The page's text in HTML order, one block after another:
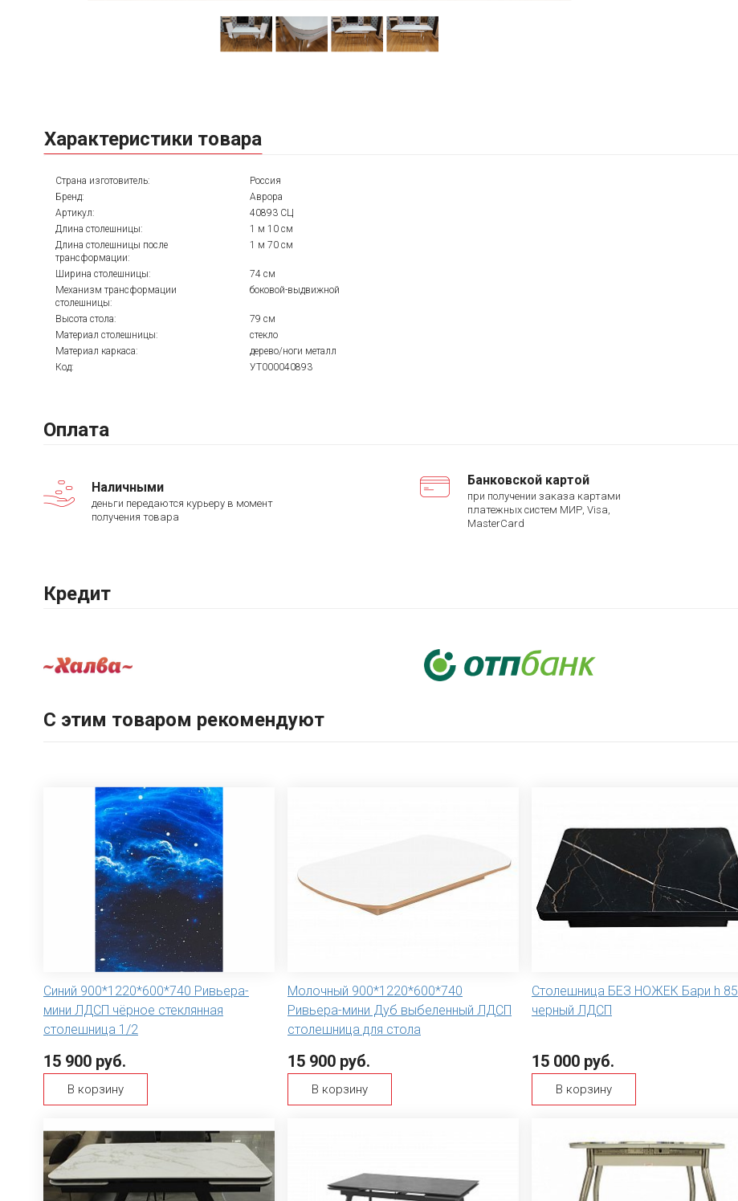
Характеристики товара
Страна изготовитель:
Россия
Бренд:
Аврора
Артикул:
40893 СЦ
Длина столешницы:
1 м 10 см
Длина столешницы после
трансформации:
1 м 70 см
Ширина столешницы:
74 см
Механизм трансформации
столешницы:
боковой-выдвижной
Высота стола:
79 см
Материал столешницы:
стекло
Материал каркаса:
дерево/ноги металл
Код:
УТ000040893
Оплата
Наличными
деньги передаются курьеру в момент
получения товара
Банковской картой
при получении заказа картами
платежных систем МИР, Visa,
MasterCard
Кредит
С этим товаром рекомендуют
Синий 900*1220*600*740 Ривьера-
мини ЛДСП чёрное стеклянная
столешница 1/2
15 900 руб.
В корзину
Молочный 900*1220*600*740
Ривьера-мини Дуб выбеленный ЛДСП
столешница для стола
15 900 руб.
В корзину
Столешница БЕЗ НОЖЕК Бари h 85
черный ЛДСП
15 000 руб.
В корзину